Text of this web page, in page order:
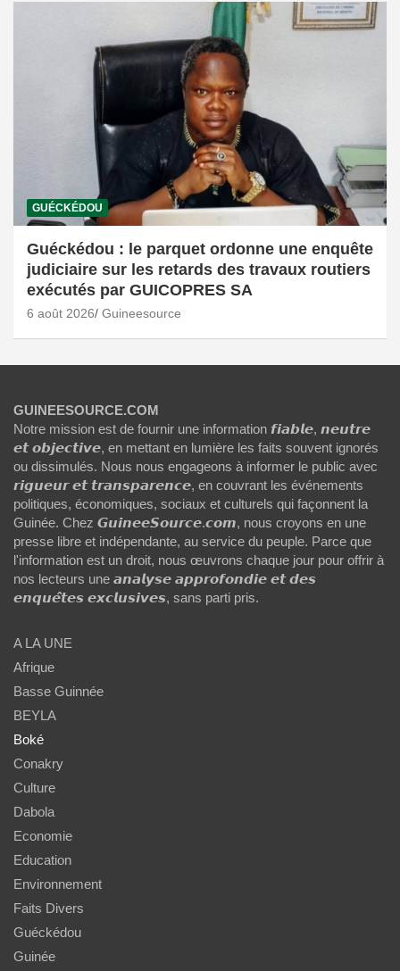
GUÉCKÉDOU
Guéckédou : le parquet ordonne une enquête
judiciaire sur les retards des travaux routiers
exécutés par GUICOPRES SA
6 août 2026 Guineesource
GUINEESOURCE.COM
Notre mission est de fournir une information 𝙛𝙞𝙖𝙗𝙡𝙚, 𝙣𝙚𝙪𝙩𝙧𝙚
𝙚𝙩 𝙤𝙗𝙟𝙚𝙘𝙩𝙞𝙫𝙚, en mettant en lumière les faits souvent ignorés
ou dissimulés. Nous nous engageons à informer le public avec
𝙧𝙞𝙜𝙪𝙚𝙪𝙧 𝙚𝙩 𝙩𝙧𝙖𝙣𝙨𝙥𝙖𝙧𝙚𝙣𝙘𝙚, en couvrant les événements
politiques, économiques, sociaux et culturels qui façonnent la
Guinée. Chez 𝙂𝙪𝙞𝙣𝙚𝙚𝙎𝙤𝙪𝙧𝙘𝙚.𝙘𝙤𝙢, nous croyons en une
presse libre et indépendante, au service du peuple. Parce que
l'information est un droit, nous œuvrons chaque jour pour offrir à
nos lecteurs une 𝙖𝙣𝙖𝙡𝙮𝙨𝙚 𝙖𝙥𝙥𝙧𝙤𝙛𝙤𝙣𝙙𝙞𝙚 𝙚𝙩 𝙙𝙚𝙨
𝙚𝙣𝙦𝙪𝙚̂𝙩𝙚𝙨 𝙚𝙭𝙘𝙡𝙪𝙨𝙞𝙫𝙚𝙨, sans parti pris.
A LA UNE
Afrique
Basse Guinnée
BEYLA
Boké
Conakry
Culture
Dabola
Economie
Education
Environnement
Faits Divers
Guéckédou
Guinée